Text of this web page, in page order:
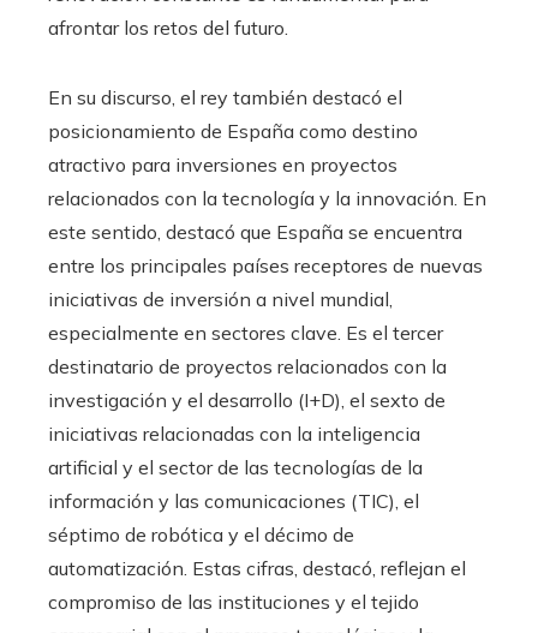
afrontar los retos del futuro.
En su discurso, el rey también destacó el
posicionamiento de España como destino
atractivo para inversiones en proyectos
relacionados con la tecnología y la innovación. En
este sentido, destacó que España se encuentra
entre los principales países receptores de nuevas
iniciativas de inversión a nivel mundial,
especialmente en sectores clave. Es el tercer
destinatario de proyectos relacionados con la
investigación y el desarrollo (I+D), el sexto de
iniciativas relacionadas con la inteligencia
artificial y el sector de las tecnologías de la
información y las comunicaciones (TIC), el
séptimo de robótica y el décimo de
automatización. Estas cifras, destacó, reflejan el
compromiso de las instituciones y el tejido